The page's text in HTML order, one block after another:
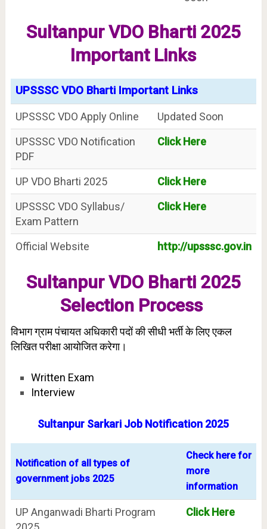
Sultanpur VDO Bharti 2025
Important Links
UPSSSC VDO Bharti Important Links
UPSSSC VDO Apply Online
Updated Soon
UPSSSC VDO Notification
PDF
Click Here
UP VDO Bharti 2025
Click Here
UPSSSC VDO Syllabus/
Exam Pattern
Click Here
Official Website http://upsssc.gov.in
Sultanpur VDO Bharti 2025
Selection Process
विभाग ग्राम पंचायत अधिकारी पदों की सीधी भर्ती के लिए एकल
लिखित परीक्षा आयोजित करेगा।
Written Exam
Interview
Sultanpur Sarkari Job Notification 2025
Notification of all types of
government jobs 2025
Check here for
more
information
UP Anganwadi Bharti Program
Click Here